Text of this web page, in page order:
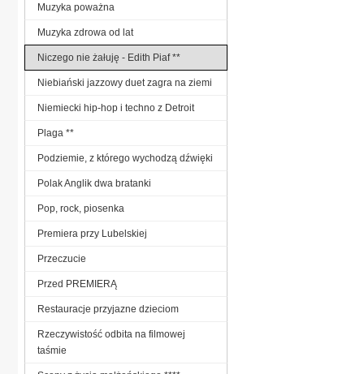
Muzyka poważna
Muzyka zdrowa od lat
Niczego nie żałuję - Edith Piaf **
Niebiański jazzowy duet zagra na ziemi
Niemiecki hip-hop i techno z Detroit
Plaga **
Podziemie, z którego wychodzą dźwięki
Polak Anglik dwa bratanki
Pop, rock, piosenka
Premiera przy Lubelskiej
Przeczucie
Przed PREMIERĄ
Restauracje przyjazne dzieciom
Rzeczywistość odbita na filmowej
taśmie